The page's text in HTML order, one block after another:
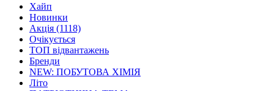
Хайп
Новинки
Акція (1118)
Очікується
ТОП відвантажень
Бренди
NEW: ПОБУТОВА ХІМІЯ
Літо